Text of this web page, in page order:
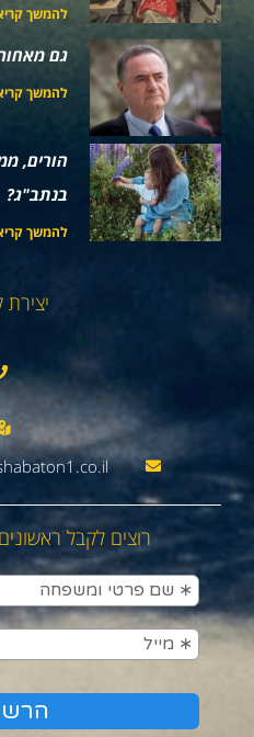
להמשך
גם
להמשך
הורים,
בנתב"ג?
להמשך
רוצים לקבל